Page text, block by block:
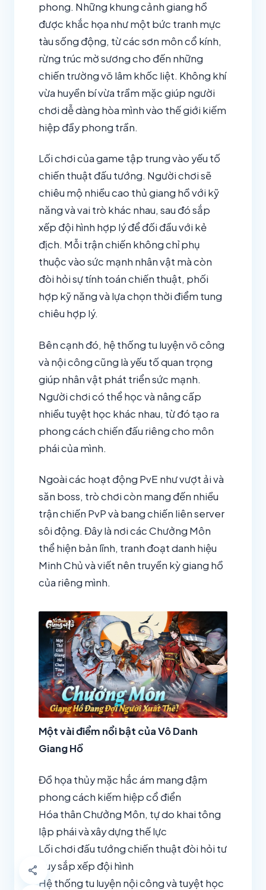
share
phong. Những khung cảnh giang hồ
được khắc họa như một bức tranh mực
tàu sống động, từ các sơn môn cổ kính,
rừng trúc mờ sương cho đến những
chiến trường võ lâm khốc liệt. Không khí
vừa huyền bí vừa trầm mặc giúp người
chơi dễ dàng hòa mình vào thế giới kiếm
hiệp đầy phong trần.
Lối chơi của game tập trung vào yếu tố
chiến thuật đấu tướng. Người chơi sẽ
chiêu mộ nhiều cao thủ giang hồ với kỹ
năng và vai trò khác nhau, sau đó sắp
xếp đội hình hợp lý để đối đầu với kẻ
địch. Mỗi trận chiến không chỉ phụ
thuộc vào sức mạnh nhân vật mà còn
đòi hỏi sự tính toán chiến thuật, phối
hợp kỹ năng và lựa chọn thời điểm tung
chiêu hợp lý.
Bên cạnh đó, hệ thống tu luyện võ công
và nội công cũng là yếu tố quan trọng
giúp nhân vật phát triển sức mạnh.
Người chơi có thể học và nâng cấp
nhiều tuyệt học khác nhau, từ đó tạo ra
phong cách chiến đấu riêng cho môn
phái của mình.
Ngoài các hoạt động PvE như vượt ải và
săn boss, trò chơi còn mang đến nhiều
trận chiến PvP và bang chiến liên server
sôi động. Đây là nơi các Chưởng Môn
thể hiện bản lĩnh, tranh đoạt danh hiệu
Minh Chủ và viết nên truyền kỳ giang hồ
của riêng mình.
Một vài điểm nổi bật của Vô Danh
Giang Hồ
Đồ họa thủy mặc hắc ám mang đậm
phong cách kiếm hiệp cổ điển
Hóa thân Chưởng Môn, tự do khai tông
lập phái và xây dựng thế lực
Lối chơi đấu tướng chiến thuật đòi hỏi tư
duy sắp xếp đội hình
Hệ thống tu luyện nội công và tuyệt học